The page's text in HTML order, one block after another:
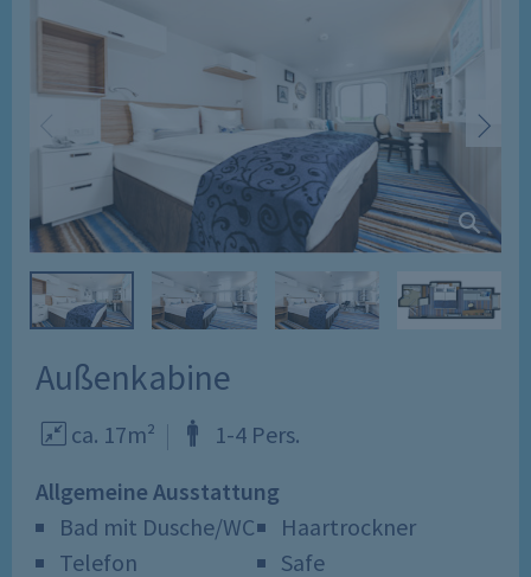
Außenkabine
ca. 17m² 1-4 Pers.
Allgemeine Ausstattung
Bad mit Dusche/WC
Haartrockner
Telefon
Safe